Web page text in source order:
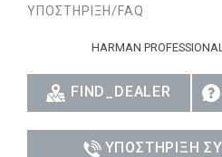
ΥΠΟΣΤΉΡΙΞΗ/FAQ
HARMAN
FIND_DEALER
ΥΠΟΣΤΉΡΙΞΗ